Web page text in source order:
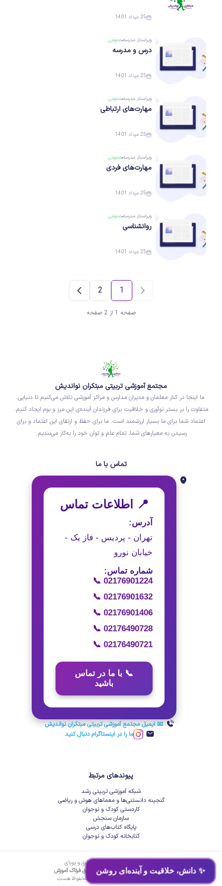
25 مرداد 1401
ویراستار مدرسه عمومی
درس و مدرسه
25 مرداد 1401
ویراستار مدرسه عمومی
مهارت‌های ارتباطی
25 مرداد 1401
ویراستار مدرسه عمومی
مهارت‌های فردی
25 مرداد 1401
ویراستار مدرسه عمومی
روانشناسی
25 مرداد 1401
1
2
صفحه 1 از 2 صفحه
مجتمع آموزشی تربیتی مبتکران نواندیش
ما اینجا در کنار معلمان و مدیران مدارس و مراکز آموزشی تلاش می‌کنیم تا دنیایی
متفاوت را بر بستر نوآوری و خلاقیت برای فرزندان آینده‌ی این مرز و بوم ایجاد کنیم.
اعتماد شما برای ما بسیار ارزشمند است. ما برای حفظ و ارتقای این اعتماد و برای
رسیدن به معیارهای شما، تمام علم و توان خود را به‌کار می‌بندیم.
✨ دانش، خلاقیت و آینده‌ای روشن
تماس با ما
📍 اطلاعات تماس
آدرس:
تهران - پردیس - فاز یک -
خیابان نورو
شماره تماس:
📞 02176901224
📞 02176901632
📞 02176901406
📞 02176490728
📞 02176490721
📞 با ما در تماس
باشید
📧 ایمیل مجتمع آموزشی تربیتی مبتکران نواندیش
ما را در اینستاگرام دنبال کنید
پیوندهای مرتبط
شبکه آموزشی تربیتی رشد
گنجینه دانستنی‌ها و معماهای هوش و ریاضی
کاردستی کودک و نوجوان
سازمان سنجش
پایگاه کتاب‌های درسی
کتابخانه کودک و نوجوان
توسعه داده شده توسط جوانان خلاق و پویای
شرکت دانش‌بنیان زیرساخت فناوری خلاق فرتاک آموزش
محفوظ هست